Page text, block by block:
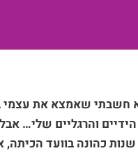
חשבתי שאמצא את עצמי
כהונה בוועד הכיתה,